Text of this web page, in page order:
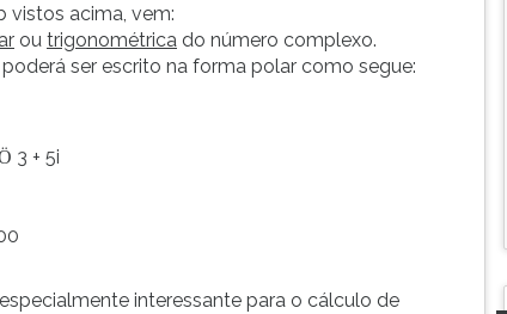
vistos acima, vem:
ou trigonométrica do número complexo.
ser escrito na forma polar como segue:
3 + 5i
interessante para o cálculo de